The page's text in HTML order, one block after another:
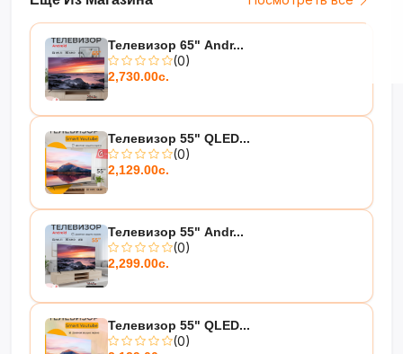
вашей семьи!?✨
Телевизор 65" Andr...
(0)
2,730.00с.
Телевизор 55" QLED...
(0)
2,129.00с.
Телевизор 55" Andr...
(0)
2,299.00с.
Телевизор 55" QLED...
(0)